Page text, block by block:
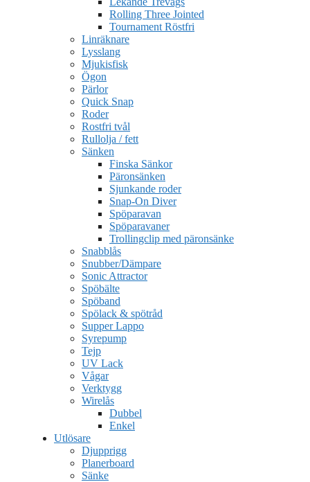
Rolling Three Jointed
Tournament Röstfri
Linräknare
Lysslang
Mjukisfisk
Ögon
Pärlor
Quick Snap
Roder
Rostfri tvål
Rullolja / fett
Sänken
Finska Sänkor
Päronsänken
Sjunkande roder
Snap-On Diver
Spöparavan
Spöparavaner
Trollingclip med päronsänke
Snabblås
Snubber/Dämpare
Sonic Attractor
Spöbälte
Spöband
Spölack & spötråd
Supper Lappo
Syrepump
Tejp
UV Lack
Vågar
Verktygg
Wirelås
Dubbel
Enkel
Utlösare
Djupprigg
Planerboard
Sänke